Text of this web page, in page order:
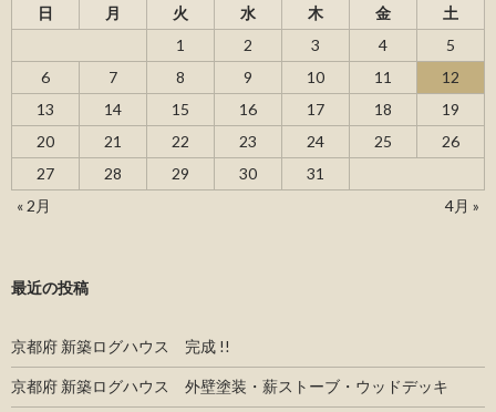
日 月 火 水 木 金
土
1
2 3 4
5
6
7 8 9 10 11
12
13
14 15 16 17 18
19
20
21 22 23 24 25
26
27
28 29 30
31
« 2月
4月 »
最近の投稿
京都府 新築ログハウス 完成 !!
京都府 新築ログハウス 外壁塗装・薪ストーブ・ウッドデッキ